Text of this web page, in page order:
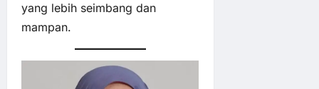
yang lebih seimbang dan
mampan.